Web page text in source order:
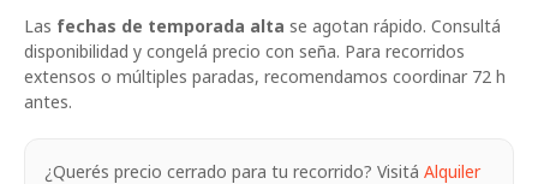
Las fechas de temporada alta se agotan rápido. Consultá
disponibilidad y congelá precio con seña. Para recorridos
extensos o múltiples paradas, recomendamos coordinar 72 h
antes.
¿Querés precio cerrado para tu recorrido? Visitá Alquiler